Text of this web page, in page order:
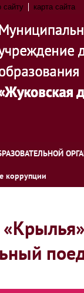
сайту карта сайта
коррупции